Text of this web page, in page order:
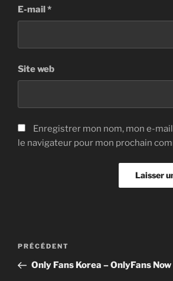
E-mail*
Site web
Enregistrer mon nom, mon e-
le navigateur pour mon prochain
Navigation
l’article
Article
précédent
PRÉCÉDENT
Only Fans Korea – OnlyFans Now